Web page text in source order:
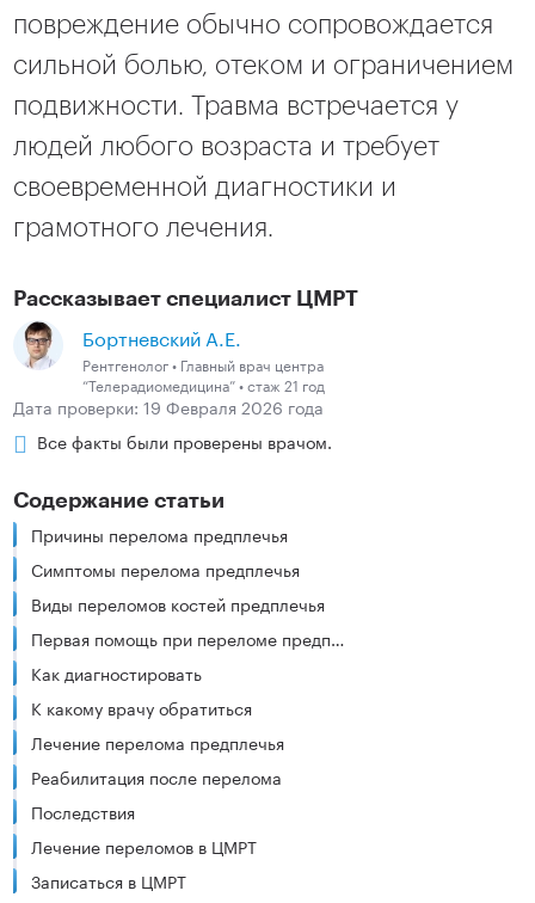
повреждение обычно сопровождается
сильной болью, отеком и ограничением
подвижности. Травма встречается у
людей любого возраста и требует
своевременной диагностики и
грамотного лечения.
Рассказывает специалист ЦМРТ
Бортневский А.Е.
Рентгенолог • Главный врач центра
“Телерадиомедицина” • стаж 21 год
Дата проверки: 19 Февраля 2026 года
Все факты были проверены врачом.
Содержание статьи
Причины перелома предплечья
Симптомы перелома предплечья
Виды переломов костей предплечья
Первая помощь при переломе предплечья
Как диагностировать
К какому врачу обратиться
Лечение перелома предплечья
Реабилитация после перелома
Последствия
Лечение переломов в ЦМРТ
Записаться в ЦМРТ